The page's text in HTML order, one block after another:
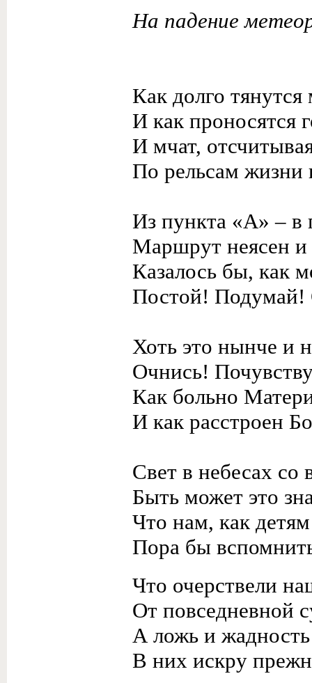
На падение
Как долго
И как проносятся
И мчат,
По рельсам жизни
Из пункта «А» – в
Маршрут неясен и
Казалось бы, как
Постой! Подумай!
Хоть это нынче и
Очнись!
Как больно
И как расстроен
Свет в небесах
Быть может это
Что нам, как
Пора бы
Что очерствели
От повседневной
А ложь и
В них искру